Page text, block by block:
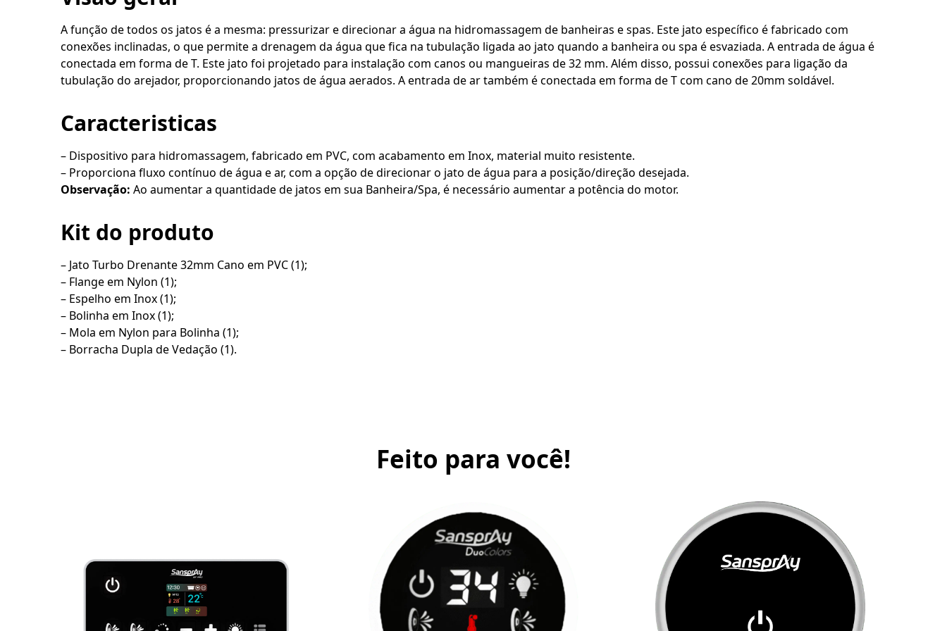
A função de todos os jatos é a mesma: pressurizar e direcionar a água na hidromassagem de banheiras e spas. Este jato específico é fabricado com
conexões inclinadas, o que permite a drenagem da água que fica na tubulação ligada ao jato quando a banheira ou spa é esvaziada. A entrada de água é
conectada em forma de T. Este jato foi projetado para instalação com canos ou mangueiras de 32 mm. Além disso, possui conexões para ligação da
tubulação do arejador, proporcionando jatos de água aerados. A entrada de ar também é conectada em forma de T com cano de 20mm soldável.
Caracteristicas
– Dispositivo para hidromassagem, fabricado em PVC, com acabamento em Inox, material muito resistente.
– Proporciona fluxo contínuo de água e ar, com a opção de direcionar o jato de água para a posição/direção desejada.
Observação: Ao aumentar a quantidade de jatos em sua Banheira/Spa, é necessário aumentar a potência do motor.
Kit do produto
– Jato Turbo Drenante 32mm Cano em PVC (1);
– Flange em Nylon (1);
– Espelho em Inox (1);
– Bolinha em Inox (1);
– Mola em Nylon para Bolinha (1);
– Borracha Dupla de Vedação (1).
Feito para você!